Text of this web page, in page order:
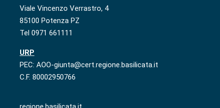
Viale Vincenzo Verrastro, 4
85100 Potenza PZ
Tel 0971 661111
URP
PEC: AOO-giunta@cert.regione.basilicata.it
C.F. 80002950766